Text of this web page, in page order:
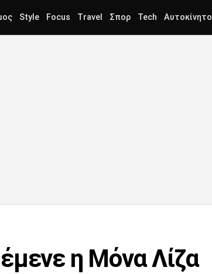
Style Focus Travel Σπορ Tech Αυτοκίνητο
η Μόνα Λίζα